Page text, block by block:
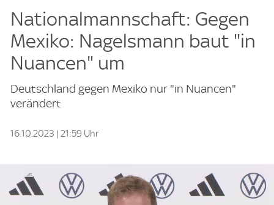
Nationalmannschaft: Gegen
Mexiko: Nagelsmann baut "in
Nuancen" um
Deutschland gegen Mexiko nur "in Nuancen"
verändert
16.10.2023 | 21:59 Uhr